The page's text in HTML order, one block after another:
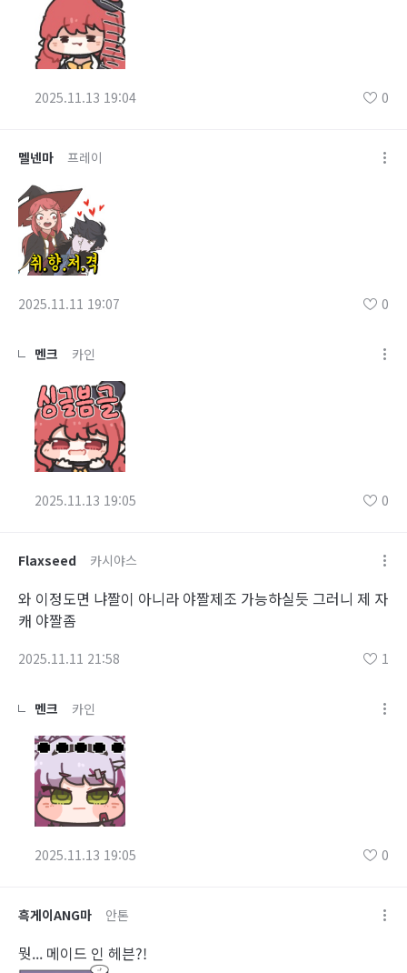
2025.11.13 19:04 0
멜넨마 프레이
2025.11.11 19:07 0
멘크 카인
2025.11.13 19:05 0
Flaxseed 카시야스
와 이정도면 냐짤이 아니라 야짤제조 가능하실듯 그러니 제 자
캐 야짤좀
2025.11.11 21:58 1
멘크 카인
2025.11.13 19:05 0
흑게이ANG마 안톤
뭣... 메이드 인 헤븐?!